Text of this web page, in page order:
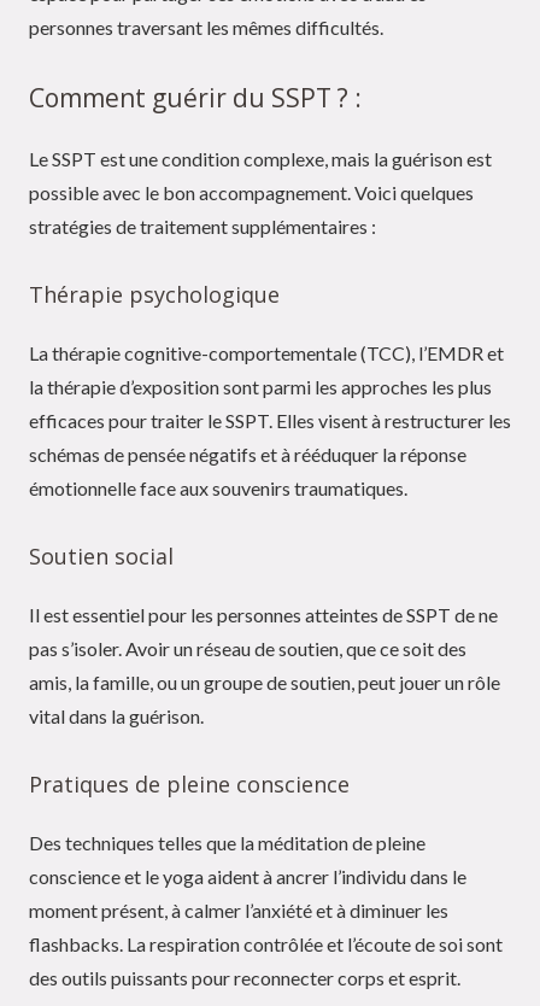
personnes traversant les mêmes difficultés.
Comment guérir du SSPT ? :
Le SSPT est une condition complexe, mais la guérison est
possible avec le bon accompagnement. Voici quelques
stratégies de traitement supplémentaires :
Thérapie psychologique
La thérapie cognitive-comportementale (TCC), l’EMDR et
la thérapie d’exposition sont parmi les approches les plus
efficaces pour traiter le SSPT. Elles visent à restructurer les
schémas de pensée négatifs et à rééduquer la réponse
émotionnelle face aux souvenirs traumatiques.
Soutien social
Il est essentiel pour les personnes atteintes de SSPT de ne
pas s’isoler. Avoir un réseau de soutien, que ce soit des
amis, la famille, ou un groupe de soutien, peut jouer un rôle
vital dans la guérison.
Pratiques de pleine conscience
Des techniques telles que la méditation de pleine
conscience et le yoga aident à ancrer l’individu dans le
moment présent, à calmer l’anxiété et à diminuer les
flashbacks. La respiration contrôlée et l’écoute de soi sont
des outils puissants pour reconnecter corps et esprit.